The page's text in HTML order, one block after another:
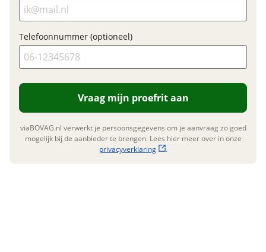
Garanties
BOVAG Garantie
Fabrieksgarantie van
toepassing
Fabrieksgarantie
Ja
Telefoonnummer (optioneel)
Vraag mijn proefrit aan
viaBOVAG.nl verwerkt je persoonsgegevens om je aanvraag zo goed
mogelijk bij de aanbieder te brengen. Lees hier meer over in onze
privacyverklaring
.